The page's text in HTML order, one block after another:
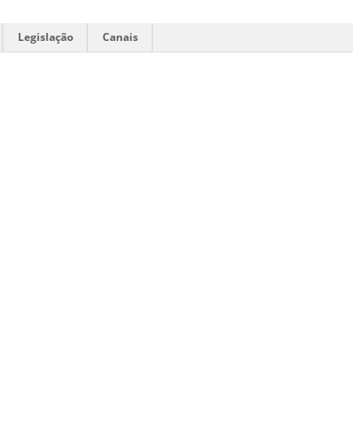
Legislação Canais